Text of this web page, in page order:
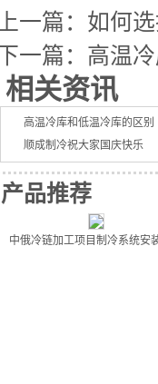
上一篇： 如何
下一篇： 高温
相关资讯
高温冷库和低温冷库的区别
顺成制冷祝大家国庆快乐
怎样分辨冷库安装制冷剂的
制冷设备的功能有哪些
产品推荐
中俄冷链加工项目制冷系统安